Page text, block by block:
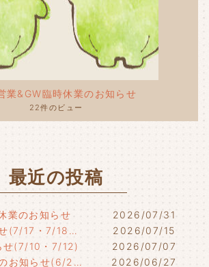
業&GW臨時休業のお知らせ
22件のビュー
最近の投稿
業のお知らせ
2026/07/31
貸切営業のお知らせ(7/17・7/18・7/21)
2026/07/15
せ(7/10・7/12)
2026/07/07
ディナー臨時休業のお知らせ(6/29)
2026/06/27